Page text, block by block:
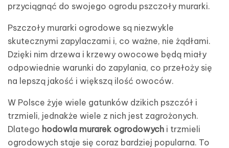
przyciągnąć do swojego ogrodu pszczoły murarki.
Pszczoły murarki ogrodowe są niezwykle
skutecznymi zapylaczami i, co ważne, nie żądłami.
Dzięki nim drzewa i krzewy owocowe będą miały
odpowiednie warunki do zapylania, co przełoży się
na lepszą jakość i większą ilość owoców.
W Polsce żyje wiele gatunków dzikich pszczół i
trzmieli, jednakże wiele z nich jest zagrożonych.
Dlatego hodowla murarek ogrodowych i trzmieli
ogrodowych staje się coraz bardziej popularna. To